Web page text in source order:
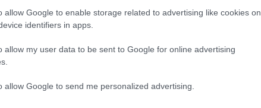
allow Google to enable storage related to advertising like cookies on
identifiers in apps.
allow my user data to be sent to Google for online advertising
allow Google to send me personalized advertising.
gyerekeinek körülbelül 10%-a megfelel a
kritériumainak. Ebből lehet jó boszorkányüldözést
inkább a tudományos tényeket.
az MSI új gamer
21:17